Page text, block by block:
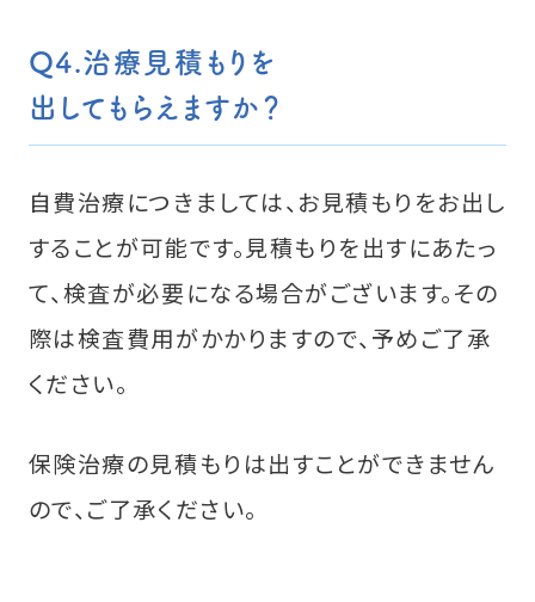
Q4.治療見積もりを
出してもらえますか？
自費治療につきましては、お見積もりをお出し
することが可能です。見積もりを出すにあたっ
て、検査が必要になる場合がございます。その
際は検査費用がかかりますので、予めご了承
ください。
保険治療の見積もりは出すことができません
ので、ご了承ください。